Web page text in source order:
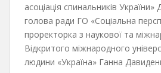
асоціація спинальників
голова ради ГО «Соціальна
проректорка з наукової та
Відкритого міжнародного
людини «Україна» Ганна